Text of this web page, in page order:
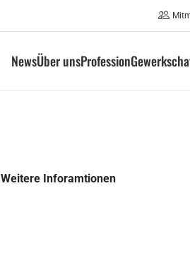
NewsÜber unsProfession
Weitere Inforamtionen